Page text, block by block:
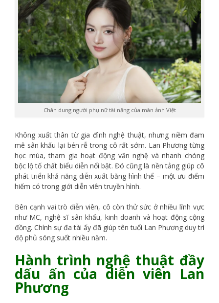
Chân dung người phụ nữ tài năng của màn ảnh Việt
Không xuất thân từ gia đình nghệ thuật, nhưng niềm đam
mê sân khấu lại bén rễ trong cô rất sớm. Lan Phương từng
học múa, tham gia hoạt động văn nghệ và nhanh chóng
bộc lộ tố chất biểu diễn nổi bật. Đó cũng là nền tảng giúp cô
phát triển khả năng diễn xuất bằng hình thể – một ưu điểm
hiếm có trong giới diễn viên truyền hình.
Bên cạnh vai trò diễn viên, cô còn thử sức ở nhiều lĩnh vực
như MC, nghệ sĩ sân khấu, kinh doanh và hoạt động cộng
đồng. Chính sự đa tài ấy đã giúp tên tuổi Lan Phương duy trì
độ phủ sóng suốt nhiều năm.
Hành trình nghệ thuật đầy
dấu ấn của diễn viên Lan
Phương